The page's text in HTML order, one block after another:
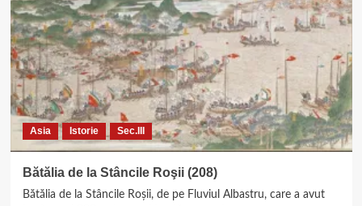
1949)
Asia Istorie Sec.III
Bătălia de la Stâncile Roşii (208)
Bătălia de la Stâncile Roşii, de pe Fluviul Albastru, care a avut